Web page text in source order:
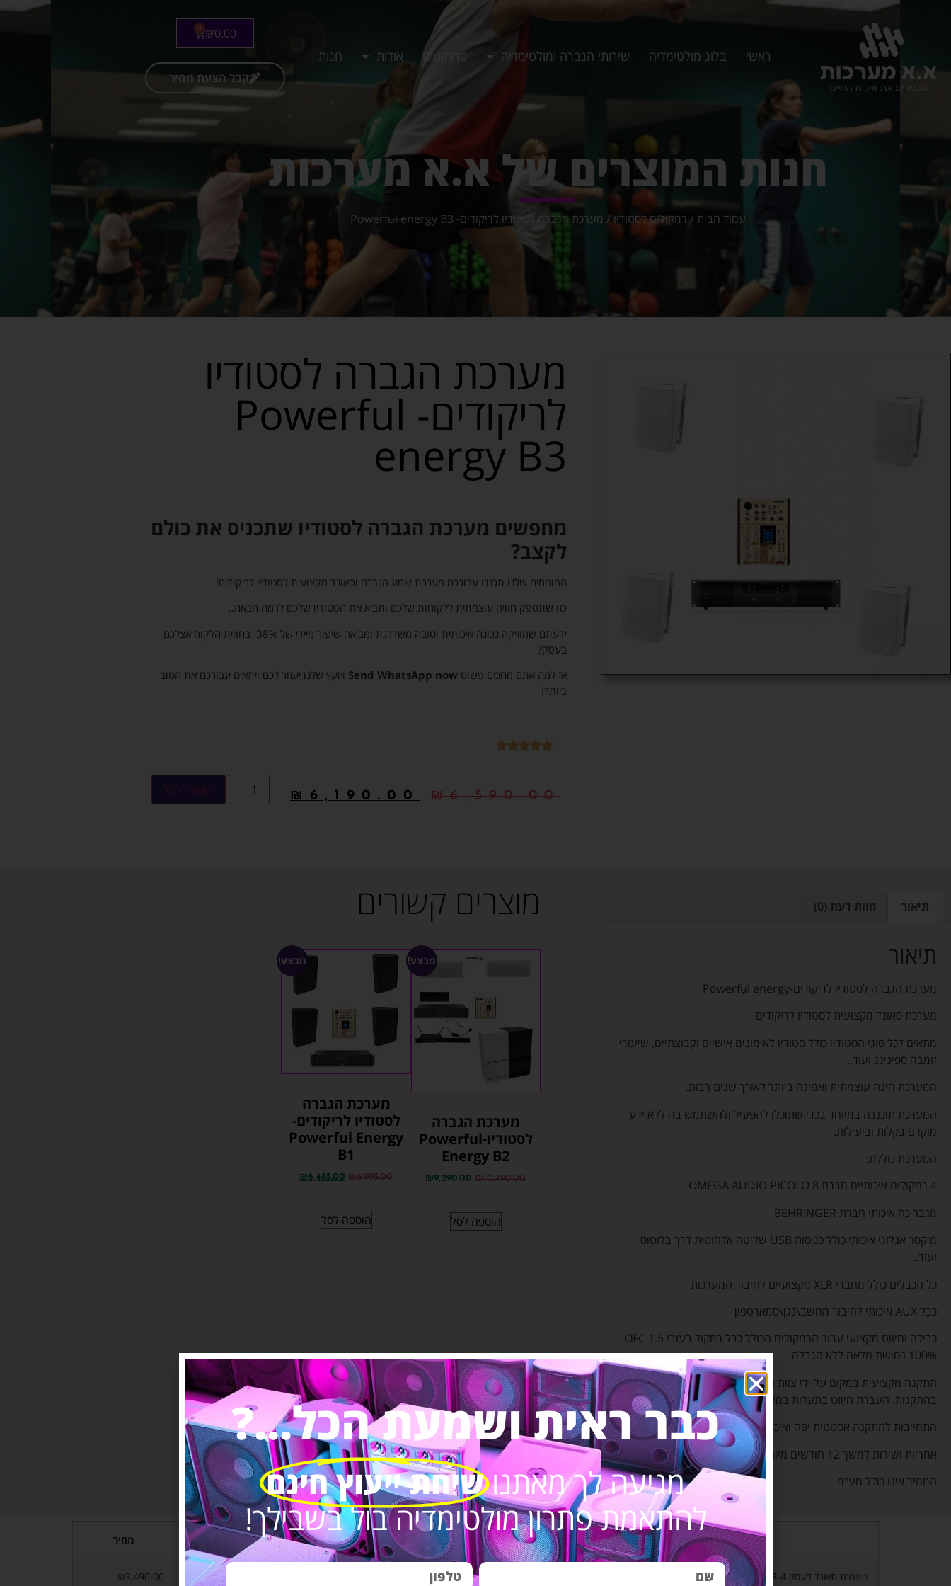
ראשי בלוג מולטימדיה שירותי הגברה ומולטימדיה פרויקטים אודות חנות
₪0.00
0
קבל הצעת מחיר
חנות המוצרים של א.א מערכות
עמוד הבית / רמקולים לסטודיו/ מערכת הגברה לסטודיו לריקודים- Powerful energy B3
מערכת הגברה לסטודיו
לריקודים- Powerful
energy B3
מחפשים מערכת הגברה לסטודיו שתכניס את כולם
לקצב?
המומחים שלנו תכננו עבורכם מערכת שמע הגברה וסאונד מקצועית לסטודיו לריקודים!
כזו שתספק חוויה עוצמתית ללקוחות שלכם ותביא את הסטודיו שלכם לרמה הבאה..
ידעתם שמוזיקה נכונה איכותית וטובה משדרגת ומביאה שיפור מיידי של 38% בחווית הלקוח אצלכם
בעסק?
אז למה אתם מחכים פשוט Send WhatsApp now ויועץ שלנו יעזור לכם ויתאים עבורכם את הטוב
ביותר!
₪6,590.00
₪ 6,190.00 הוספה לסל
תיאור חוות דעת (0)
תיאור
מערכת הגברה לסטודיו לריקודים-Powerful energy
מערכת סאונד מקצועית לסטודיו לריקודים
מתאים לכל סוגי הסטודיו כולל סטודיו לאימונים אישיים וקבוצתיים, שיעורי
זומבה ספינינג ועוד..
המערכת הינה עוצמתית ואמינה ביותר לאורך שנים רבות.
המערכת תוכננה במיוחד בכדי שתוכלו להפעיל ולהשתמש בה ללא ידע
מוקדם בקלות וביעילות.
המערכת כוללת:
4 רמקולים איכותיים חברת OMEGA AUDIO PICOLO 8
מגבר כח איכותי חברת BEHRINGER
מיקסר אנלוגי איכותי כולל כניסות USB שליטה אלחוטית דרך בלוטוס
ועוד..
כל הכבלים כולל מחברי XLR מקצועיים לחיבור המערכות
כבל AUX איכותי לחיבור מחשב\נגן\סמארטפון
כבילה וחיווט מקצועי עבור הרמקולים הכולל כבל רמקול בעובי 1.5 OFC
100% נחושת מלאה ללא הגבלה
התקנה מקצועית במקום על ידי צוות טכנאים מקצועיים עם ניסיון רב
בהתקנות. העברת חיווט בתעלות במידת הצורך.
התחייבות להתקנה אסטטית יפה ואיכותית.
אחריות ושירות למשך 12 חודשים מיום ההתקנה
המחיר אינו כולל מע"מ
מוצרים קשורים
מבצע!
מערכת הגברה
לסטודיו-Powerful
Energy B2
₪10,790.00
₪9,290.00
הוספה לסל
מבצע!
מערכת הגברה
לסטודיו לריקודים-
Powerful Energy
B1
₪6,995.00
₪6,485.00
הוספה לסל
שם המוצר תיאור קצר / איכות המוצר מחיר
מערכת סאונד לעסק Fun music B-4 מערכת סאונד לעסקים ולחנויות איכותית למוזיקת אווירה ייחודית ₪3,490.00
כבר ראית ושמעת הכל...?
מגיעה לך מאתנושיחת ייעוץ חינם
להתאמת פתרון מולטימדיה בול בשבילך!